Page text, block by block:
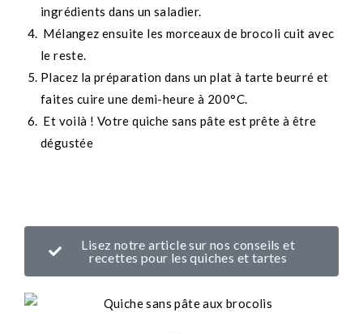
ingrédients dans un saladier.
Mélangez ensuite les morceaux de brocoli cuit avec
le reste.
Placez la préparation dans un plat à tarte beurré et
faites cuire une demi-heure à 200°C.
Et voilà ! Votre quiche sans pâte est prête à être
dégustée
Lisez notre article sur nos conseils et
recettes pour les quiches et tartes